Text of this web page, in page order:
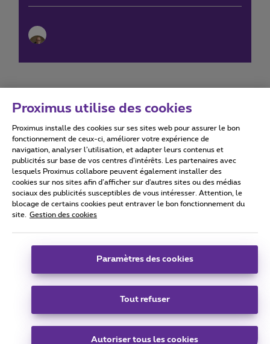
Conditions d'utilisation Accessibility statement
Tous droits réservés. © 2026 Proximus
Conditions générales, info consommateur
Coordonnées de l’entreprise
Boulevard du Roi Albert II 27 - B-1030 Bruxelles.
Carrier & Wholesale Solutions
|Telindus
Proximus utilise des cookies
Proximus installe des cookies sur ses sites web pour assurer le bon
fonctionnement de ceux-ci, améliorer votre expérience de
navigation, analyser l’utilisation, et adapter leurs contenus et
publicités sur base de vos centres d’intérêts. Les partenaires avec
lesquels Proximus collabore peuvent également installer des
cookies sur nos sites afin d’afficher sur d'autres sites ou des médias
sociaux des publicités susceptibles de vous intéresser. Attention, le
blocage de certains cookies peut entraver le bon fonctionnement du
site.
Gestion des cookies
Paramètres des cookies
Tout refuser
Autoriser tous les cookies